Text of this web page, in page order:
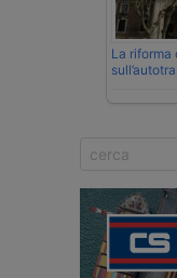
La riforma